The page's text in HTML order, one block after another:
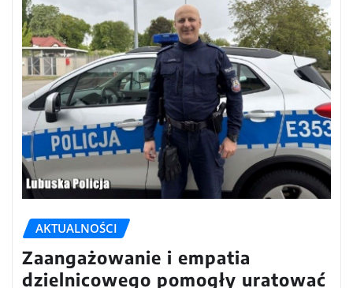
AKTUALNOŚCI
Zaangażowanie i empatia
dzielnicowego pomogły uratować